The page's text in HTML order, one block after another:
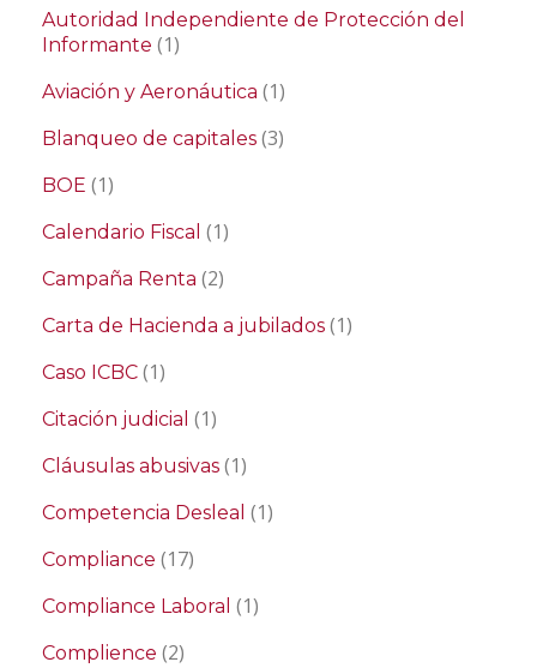
Autoridad Independiente de Protección del
Informante (1)
Aviación y Aeronáutica (1)
Blanqueo de capitales (3)
BOE (1)
Calendario Fiscal (1)
Campaña Renta (2)
Carta de Hacienda a jubilados (1)
Caso ICBC (1)
Citación judicial (1)
Cláusulas abusivas (1)
Competencia Desleal (1)
Compliance (17)
Compliance Laboral (1)
Complience (2)